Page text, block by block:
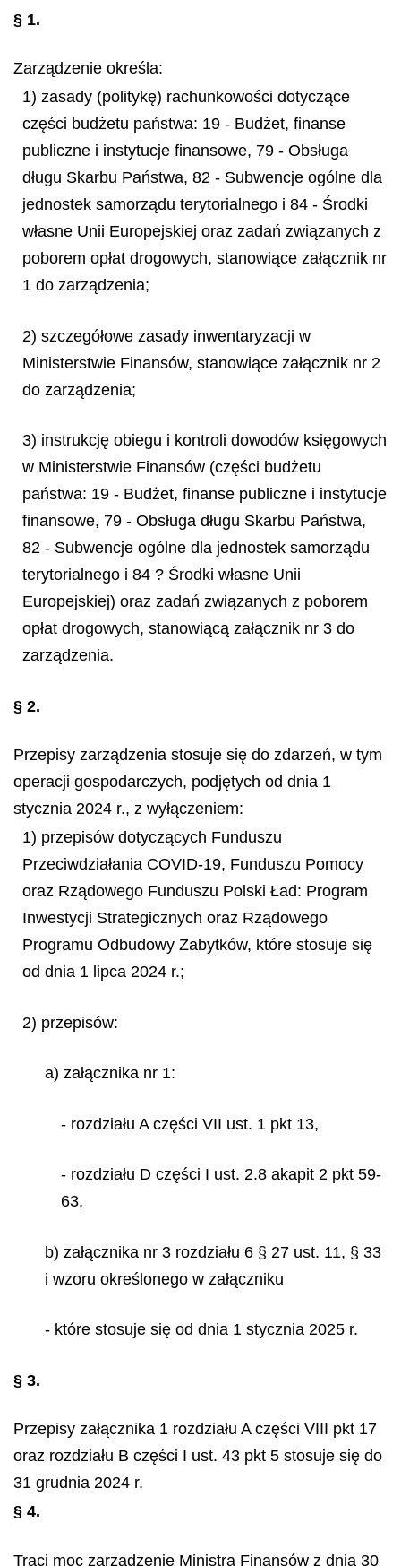
§ 1.
Zarządzenie określa:
1) zasady (politykę) rachunkowości dotyczące
części budżetu państwa: 19 - Budżet, finanse
publiczne i instytucje finansowe, 79 - Obsługa
długu Skarbu Państwa, 82 - Subwencje ogólne dla
jednostek samorządu terytorialnego i 84 - Środki
własne Unii Europejskiej oraz zadań związanych z
poborem opłat drogowych, stanowiące załącznik nr
1 do zarządzenia;
2) szczegółowe zasady inwentaryzacji w
Ministerstwie Finansów, stanowiące załącznik nr 2
do zarządzenia;
3) instrukcję obiegu i kontroli dowodów księgowych
w Ministerstwie Finansów (części budżetu
państwa: 19 - Budżet, finanse publiczne i instytucje
finansowe, 79 - Obsługa długu Skarbu Państwa,
82 - Subwencje ogólne dla jednostek samorządu
terytorialnego i 84 ? Środki własne Unii
Europejskiej) oraz zadań związanych z poborem
opłat drogowych, stanowiącą załącznik nr 3 do
zarządzenia.
§ 2.
Przepisy zarządzenia stosuje się do zdarzeń, w tym
operacji gospodarczych, podjętych od dnia 1
stycznia 2024 r., z wyłączeniem:
1) przepisów dotyczących Funduszu
Przeciwdziałania COVID-19, Funduszu Pomocy
oraz Rządowego Funduszu Polski Ład: Program
Inwestycji Strategicznych oraz Rządowego
Programu Odbudowy Zabytków, które stosuje się
od dnia 1 lipca 2024 r.;
2) przepisów:
a) załącznika nr 1:
- rozdziału A części VII ust. 1 pkt 13,
- rozdziału D części I ust. 2.8 akapit 2 pkt 59-
63,
b) załącznika nr 3 rozdziału 6 § 27 ust. 11, § 33
i wzoru określonego w załączniku
- które stosuje się od dnia 1 stycznia 2025 r.
§ 3.
Przepisy załącznika 1 rozdziału A części VIII pkt 17
oraz rozdziału B części I ust. 43 pkt 5 stosuje się do
31 grudnia 2024 r.
§ 4.
Traci moc zarządzenie Ministra Finansów z dnia 30